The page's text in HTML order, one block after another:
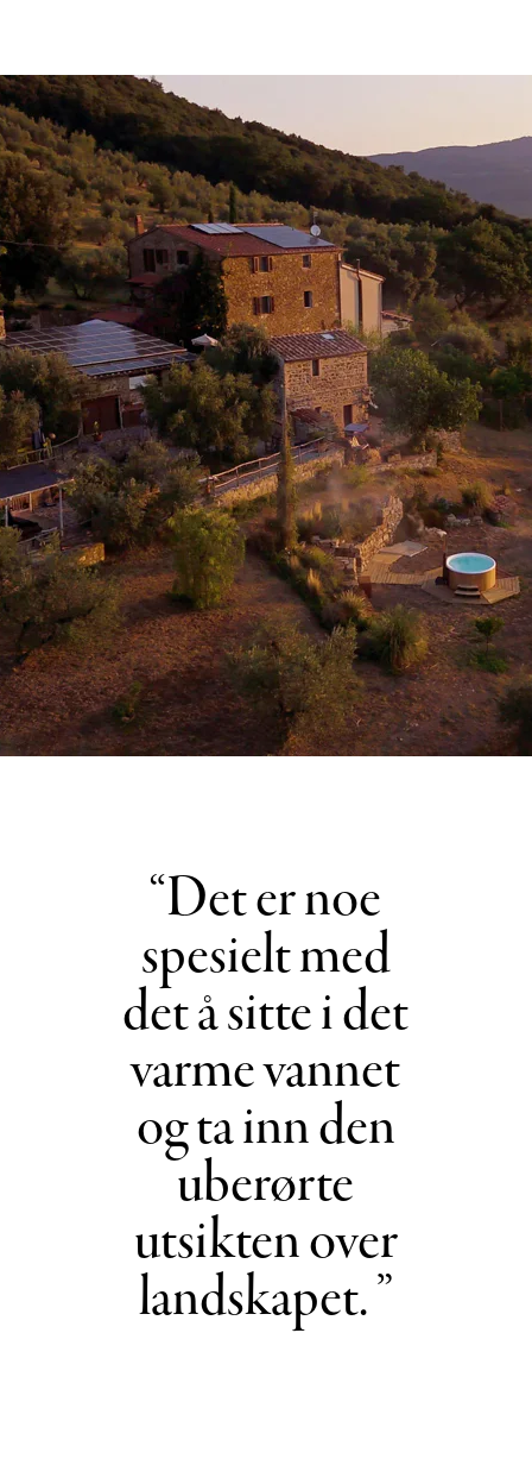
Det er noe
spesielt med
det å sitte i det
varme vannet
og ta inn den
uberørte
utsikten over
landskapet.